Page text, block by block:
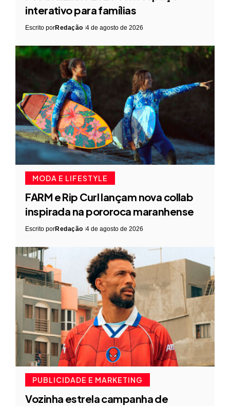
interativo para famílias
Escrito porRedação 4 de agosto de 2026
MODA E LIFESTYLE
FARM e Rip Curl lançam nova collab
inspirada na pororoca maranhense
Escrito porRedação 4 de agosto de 2026
PUBLICIDADE E MARKETING
Vozinha estrela campanha de